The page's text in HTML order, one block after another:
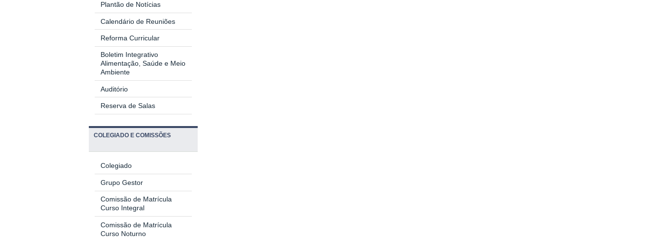
Plantão de Notícias
Calendário de Reuniões
Reforma Curricular
Boletim Integrativo
Alimentação, Saúde e Meio
Ambiente
Auditório
Reserva de Salas
COLEGIADO E COMISSÕES
Colegiado
Grupo Gestor
Comissão de Matrícula
Curso Integral
Comissão de Matrícula
Curso Noturno